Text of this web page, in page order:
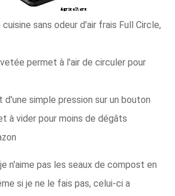
sans odeur d'air frais Full Circle,
permet à l'air de circuler pour
simple pression sur un bouton
à vider pour moins de dégâts
n'aime pas les seaux de compost en
si je ne le fais pas, celui-ci a